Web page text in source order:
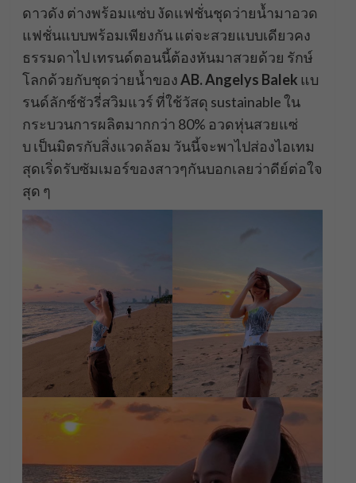
ดาวดัง ต่างพร้อมแซ่บ งัดแฟชั่นชุดว่ายน้ำมาอวด
แฟชั่นแบบพร้อมเพียงกัน แต่จะสวยแบบเดียวคง
ธรรมดาไป เทรนด์ตอนนี้ต้องหันมาสวยด้วย รักษ์
โลกด้วยกับชุดว่ายน้ำของAB. Angelys Balek แบ
รนด์ลักซ์ชัวรี่สวิมแวร์ ที่ใช้วัสดุ sustainable ใน
กระบวนการผลิตมากกว่า 80% อวดหุ่นสวยแซ่
บ เป็นมิตรกับสิ่งแวดล้อม วันนี้จะพาไปส่องไอเทม
สุดเริ่ดรับซัมเมอร์ของสาวๆกันบอกเลยว่าดีย์ต่อใจ
สุด ๆ